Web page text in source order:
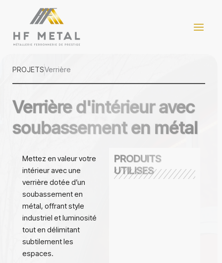
Menu
PROJETSVerrière
Verrière d'intérieur avec
soubassement en métal
Mettez en valeur votre
intérieur avec une
verrière dotée d’un
soubassement en
métal, offrant style
industriel et luminosité
tout en délimitant
subtilement les
espaces.
PRODUITS
UTILISES